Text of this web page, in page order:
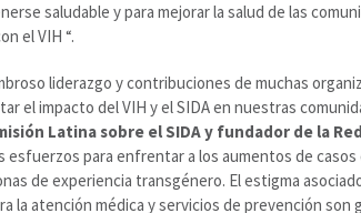
saludable y para mejorar la salud de las
el VIH “.
liderazgo y contribuciones de muchas
el impacto del VIH y el SIDA en nuestras
Latina sobre el SIDA y fundador de la
esfuerzos para enfrentar a los aumentos de
de experiencia transgénero. El estigma
la atención médica y servicios de prevención son